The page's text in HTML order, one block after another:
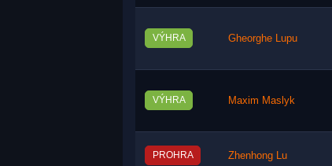
VÝHRA Gheorghe Lupu
VÝHRA Maxim Maslyk
PROHRA Zhenhong Lu